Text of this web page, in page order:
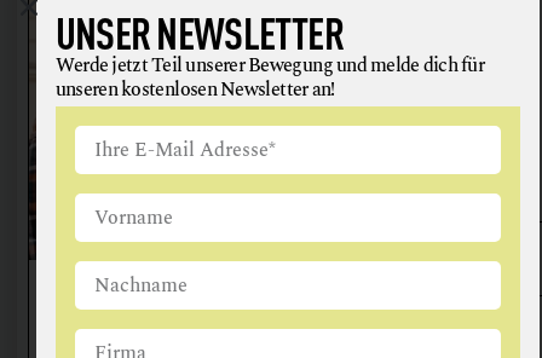
ANGUS & ARTHUR
FLEISCH + FLEISCHERZEUGNISSE
UNSER NEWSLETTER
Werde jetzt Teil unserer Bewegung und melde dich für
unseren kostenlosen Newsletter an!